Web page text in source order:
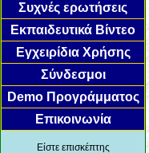
Συχνές ερωτήσεις
Εκπαιδευτικά Βίντεο
Εγχειρίδια Χρήσης
Σύνδεσμοι
Demo Προγράμματος
Επικοινωνία
Είστε επισκέπτης